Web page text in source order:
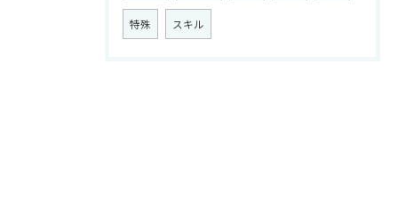
特殊 スキル